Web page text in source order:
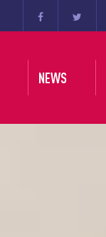
NEWS